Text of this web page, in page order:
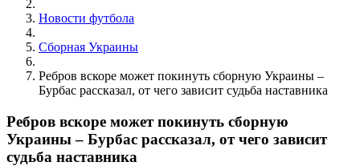
Новости футбола
Сборная Украины
Ребров вскоре может покинуть сборную Украины –
Бурбас рассказал, от чего зависит судьба наставника
Ребров вскоре может покинуть сборную
Украины – Бурбас рассказал, от чего зависит
судьба наставника